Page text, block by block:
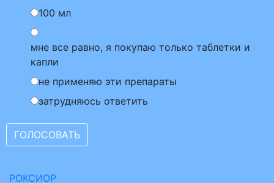
100 мл
мне все равно, я покупаю только таблетки и
капли
не применяю эти препараты
затрудняюсь ответить
РОКСИОР